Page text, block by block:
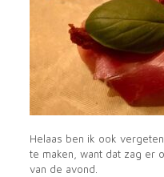
Helaas ben ik ook
te maken, want dat zag er
van de avond.